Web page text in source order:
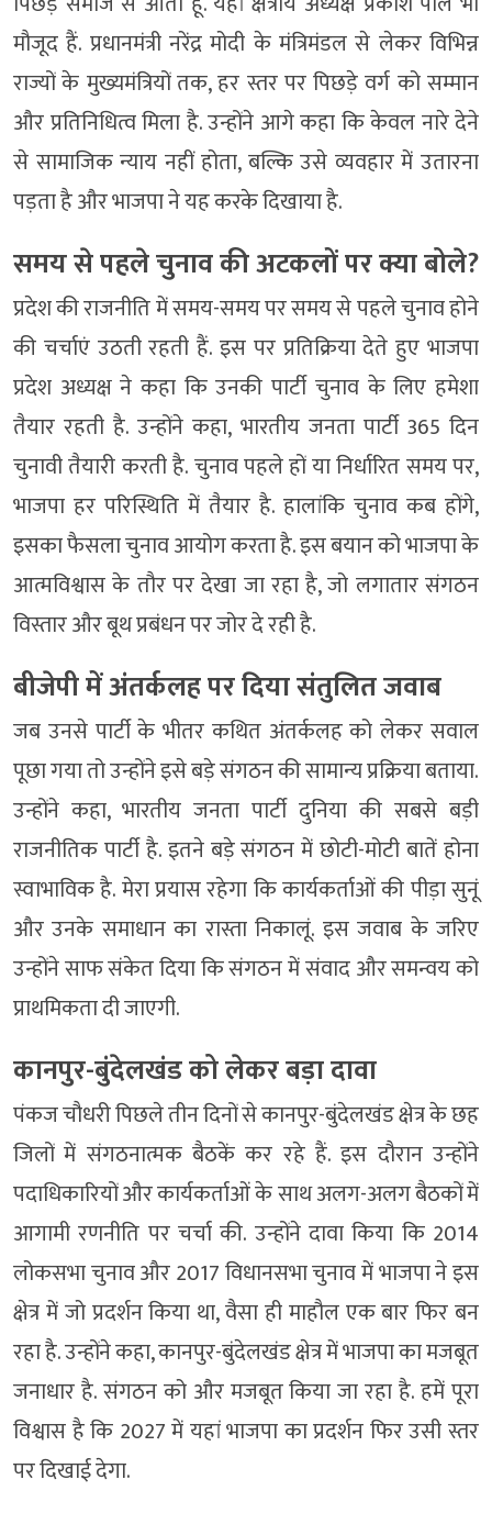
मौजूद हैं. प्रधानमंत्री नरेंद्र मोदी के मंत्रिमंडल से लेकर विभिन्न
राज्यों के मुख्यमंत्रियों तक, हर स्तर पर पिछड़े वर्ग को सम्मान
और प्रतिनिधित्व मिला है. उन्होंने आगे कहा कि केवल नारे देने
से सामाजिक न्याय नहीं होता, बल्कि उसे व्यवहार में उतारना
पड़ता है और भाजपा ने यह करके दिखाया है.
समय से पहले चुनाव की अटकलों पर क्या बोले?
प्रदेश की राजनीति में समय-समय पर समय से पहले चुनाव होने
की चर्चाएं उठती रहती हैं. इस पर प्रतिक्रिया देते हुए भाजपा
प्रदेश अध्यक्ष ने कहा कि उनकी पार्टी चुनाव के लिए हमेशा
तैयार रहती है. उन्होंने कहा, भारतीय जनता पार्टी 365 दिन
चुनावी तैयारी करती है. चुनाव पहले हों या निर्धारित समय पर,
भाजपा हर परिस्थिति में तैयार है. हालांकि चुनाव कब होंगे,
इसका फैसला चुनाव आयोग करता है. इस बयान को भाजपा के
आत्मविश्वास के तौर पर देखा जा रहा है, जो लगातार संगठन
विस्तार और बूथ प्रबंधन पर जोर दे रही है.
बीजेपी में अंतर्कलह पर दिया संतुलित जवाब
जब उनसे पार्टी के भीतर कथित अंतर्कलह को लेकर सवाल
पूछा गया तो उन्होंने इसे बड़े संगठन की सामान्य प्रक्रिया बताया.
उन्होंने कहा, भारतीय जनता पार्टी दुनिया की सबसे बड़ी
राजनीतिक पार्टी है. इतने बड़े संगठन में छोटी-मोटी बातें होना
स्वाभाविक है. मेरा प्रयास रहेगा कि कार्यकर्ताओं की पीड़ा सुनूं
और उनके समाधान का रास्ता निकालूं. इस जवाब के जरिए
उन्होंने साफ संकेत दिया कि संगठन में संवाद और समन्वय को
प्राथमिकता दी जाएगी.
कानपुर-बुंदेलखंड को लेकर बड़ा दावा
पंकज चौधरी पिछले तीन दिनों से कानपुर-बुंदेलखंड क्षेत्र के छह
जिलों में संगठनात्मक बैठकें कर रहे हैं. इस दौरान उन्होंने
पदाधिकारियों और कार्यकर्ताओं के साथ अलग-अलग बैठकों में
आगामी रणनीति पर चर्चा की. उन्होंने दावा किया कि 2014
लोकसभा चुनाव और 2017 विधानसभा चुनाव में भाजपा ने इस
क्षेत्र में जो प्रदर्शन किया था, वैसा ही माहौल एक बार फिर बन
रहा है. उन्होंने कहा, कानपुर-बुंदेलखंड क्षेत्र में भाजपा का मजबूत
जनाधार है. संगठन को और मजबूत किया जा रहा है. हमें पूरा
विश्वास है कि 2027 में यहां भाजपा का प्रदर्शन फिर उसी स्तर
पर दिखाई देगा.